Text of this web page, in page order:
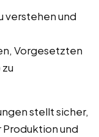
verstehen und
Vorgesetzten
stellt sicher,
und